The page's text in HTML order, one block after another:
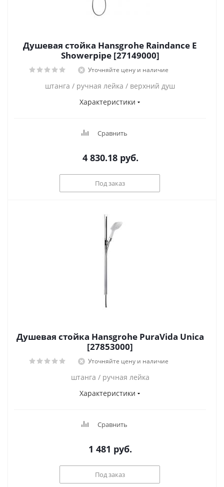
Душевая стойка Hansgrohe Raindance E
Showerpipe [27149000]
Уточняйте цену и наличие
штанга / ручная лейка / верхний душ
Характеристики
Сравнить
4 830.18руб.
Под заказ
Душевая стойка Hansgrohe PuraVida Unica
[27853000]
Уточняйте цену и наличие
штанга / ручная лейка
Характеристики
Сравнить
1 481 руб.
Под заказ